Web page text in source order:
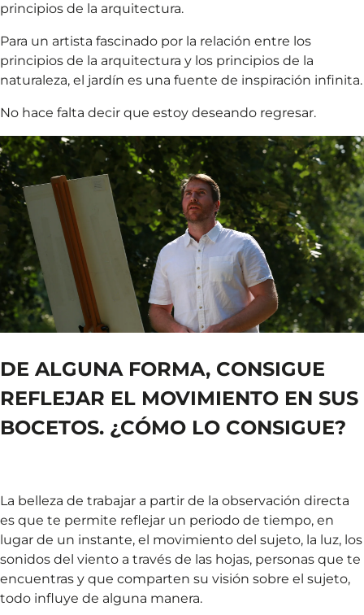
principios de la arquitectura.
Para un artista fascinado por la relación entre los
principios de la arquitectura y los principios de la
naturaleza, el jardín es una fuente de inspiración infinita.
No hace falta decir que estoy deseando regresar.
DE ALGUNA FORMA, CONSIGUE
REFLEJAR EL MOVIMIENTO EN SUS
BOCETOS. ¿CÓMO LO CONSIGUE?
La belleza de trabajar a partir de la observación directa
es que te permite reflejar un periodo de tiempo, en
lugar de un instante, el movimiento del sujeto, la luz, los
sonidos del viento a través de las hojas, personas que te
encuentras y que comparten su visión sobre el sujeto,
todo influye de alguna manera.